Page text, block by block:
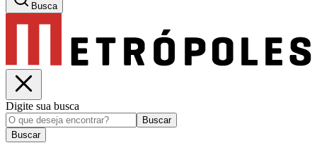
Busca
Digite sua busca
Buscar
Buscar